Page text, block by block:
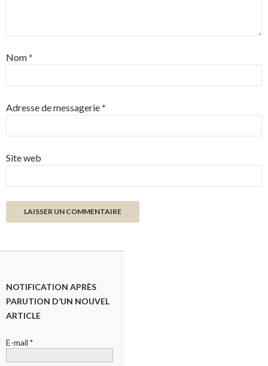
Nom*
Adresse de messagerie*
Site web
NOTIFICATION APRÈS
PARUTION D’UN NOUVEL
ARTICLE
E-mail *